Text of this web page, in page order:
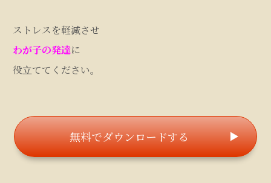
ストレスを軽減させ
わが子の発達に
役立ててください。
無料でダウンロードする